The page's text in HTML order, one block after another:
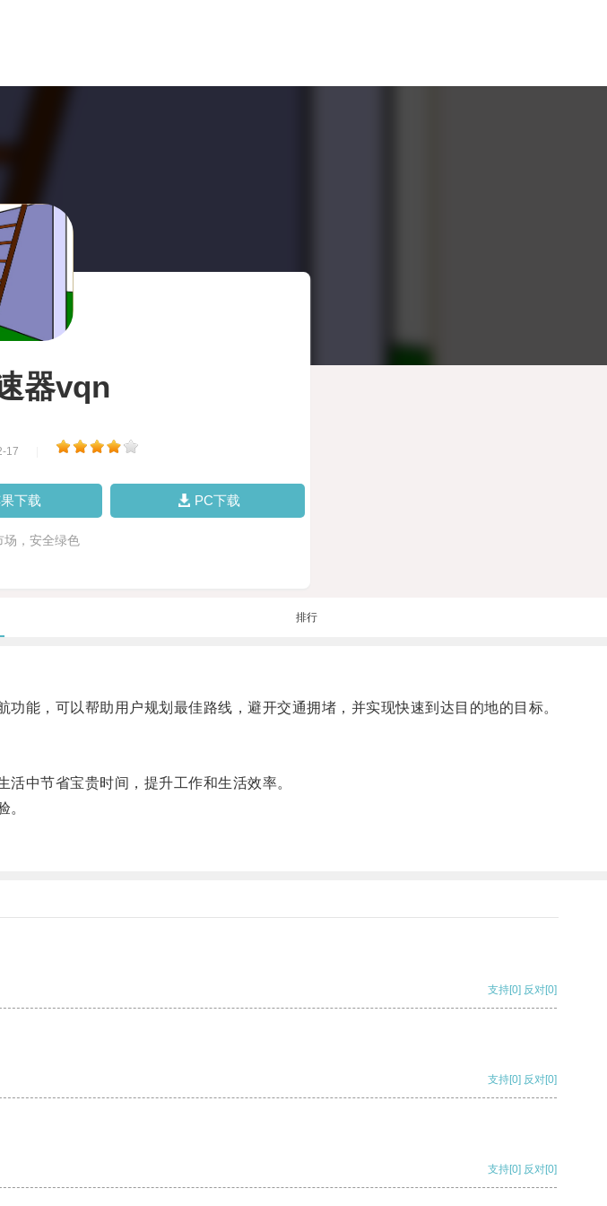
器vqn
17
下载 PC下载
场，安全绿色
排行
，可以帮助用户规划最佳路线，避开交通拥堵，并实现快速到达目的地的目标。
中节省宝贵时间，提升工作和生活效率。
。
支持[0] 反对[0]
支持[0] 反对[0]
支持[0] 反对[0]